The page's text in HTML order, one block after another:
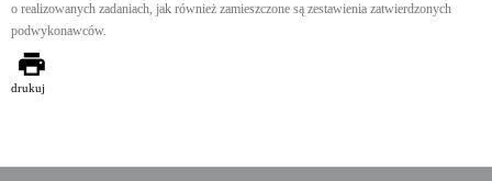
o realizowanych zadaniach, jak również zamieszczone są zestawienia zatwierdzonych
podwykonawców.
drukuj